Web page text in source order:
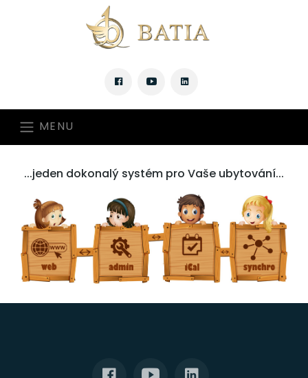
MENU
...jeden dokonalý systém pro Vaše ubytování...